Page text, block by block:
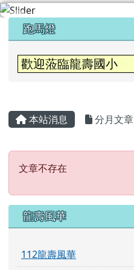
上中區域內容
跑馬燈
歡迎蒞臨龍壽國小
主內容區域
本站消息 分月文章
文章不存在
文章不存在
左邊區域內容
龍壽風華
112龍壽風華
頁尾區域